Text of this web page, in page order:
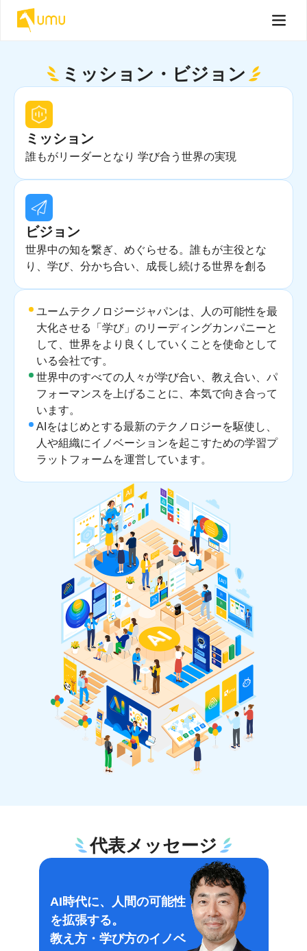
ミッション・ビジョン
ミッション
誰もがリーダーとなり 学び合う世界の実現
ビジョン
世界中の知を繋ぎ、めぐらせる。誰もが主役とな
り、学び、分かち合い、成長し続ける世界を創る
ユームテクノロジージャパンは、人の可能性を最
大化させる「学び」のリーディングカンパニーと
して、世界をより良くしていくことを使命として
いる会社です。
世界中のすべての人々が学び合い、教え合い、パ
フォーマンスを上げることに、本気で向き合って
います。
AIをはじめとする最新のテクノロジーを駆使し、
人や組織にイノベーションを起こすための学習プ
ラットフォームを運営しています。
代表メッセージ
AI時代に、人間の可能性
を拡張する。
教え方・学び方のイノベ